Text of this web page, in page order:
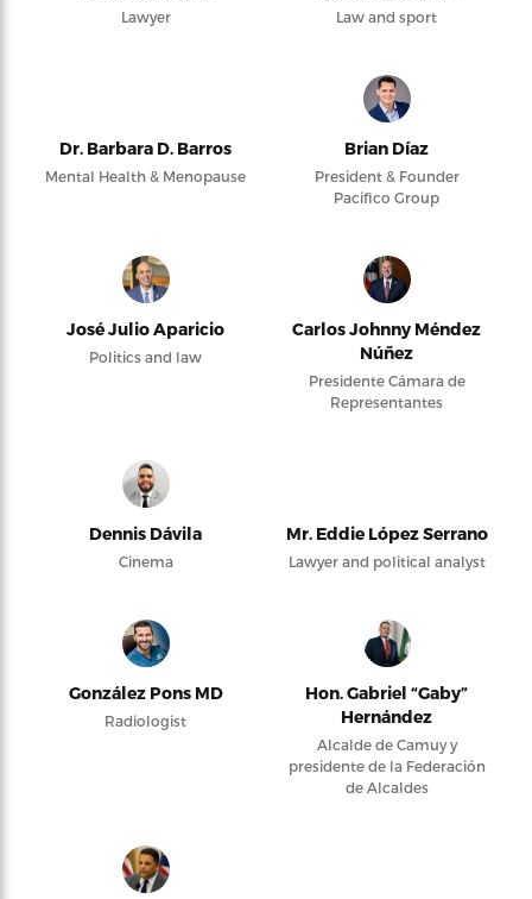
Lawyer Law and sport
Dr. Barbara D. Barros
Mental Health & Menopause
Brian Díaz
President & Founder
Pacifico Group
José Julio Aparicio
Politics and law
Carlos Johnny Méndez
Núñez
Presidente Cámara de
Representantes
Dennis Dávila
Cinema
Mr. Eddie López Serrano
Lawyer and political analyst
González Pons MD
Radiologist
Hon. Gabriel “Gaby”
Hernández
Alcalde de Camuy y
presidente de la Federación
de Alcaldes